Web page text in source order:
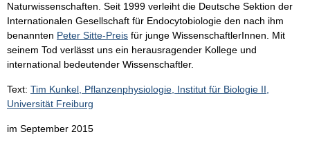
Naturwissenschaften. Seit 1999 verleiht die Deutsche Sektion der
Internationalen Gesellschaft für Endocytobiologie den nach ihm
benannten Peter Sitte-Preis für junge WissenschaftlerInnen. Mit
seinem Tod verlässt uns ein herausragender Kollege und
international bedeutender Wissenschaftler.
Text: Tim Kunkel, Pflanzenphysiologie, Institut für Biologie II,
Universität Freiburg
im September 2015